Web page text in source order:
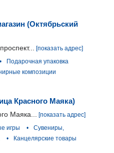
(Октябрьский
[показать адрес]
•
Подарочная упаковка
композиции
Красного Маяка)
Маяка...
[показать адрес]
игры •
Сувениры,
•
Канцелярские товары